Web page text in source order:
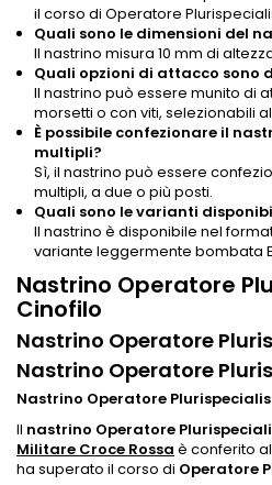
il corso di Operatore
Quali sono le dimensioni del
Il nastrino misura 10 mm di
Quali opzioni di attacco sono
Il nastrino può essere munito di
morsetti o con viti, selezionabili
È possibile confezionare il
multipli?
Sì, il nastrino può essere
multipli, a due o più posti.
Quali sono le varianti
Il nastrino è disponibile nel
variante leggermente bombata
Nastrino Operatore
Cinofilo
Nastrino Operatore
Nastrino Operatore
Nastrino Operatore
Il nastrino Operatore
Militare Croce Rossa è conferito
ha superato il corso di Operatore